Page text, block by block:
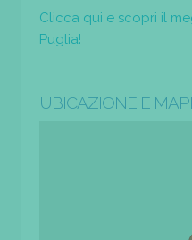
Clicca qui e scopri il
Puglia!
UBICAZIONE E